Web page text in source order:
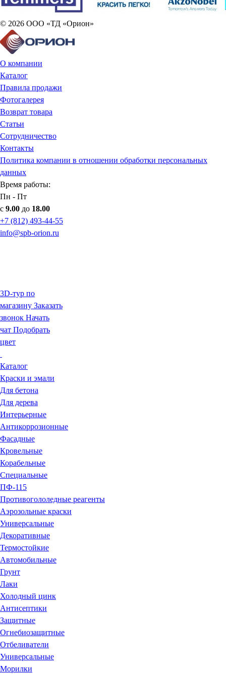
© 2026 ООО «ТД «Орион»
О компании
Каталог
Правила продажи
Фотогалерея
Возврат товара
Статьи
Сотрудничество
Контакты
Политика компании в отношении обработки персональных
данных
Время работы:
Пн - Пт
с 9.00 до 18.00
+7 (812) 493-44-55
info@spb-orion.ru
3D-тур по
магазину Заказать
звонок Начать
чат Подобрать
цвет
Каталог
Краски и эмали
Для бетона
Для дерева
Интерьерные
Антикоррозионные
Фасадные
Кровельные
Корабельные
Специальные
ПФ-115
Противогололедные реагенты
Аэрозольные краски
Универсальные
Декоративные
Термостойкие
Автомобильные
Грунт
Лаки
Холодный цинк
Антисептики
Защитные
Огнебиозащитные
Отбеливатели
Универсальные
Морилки